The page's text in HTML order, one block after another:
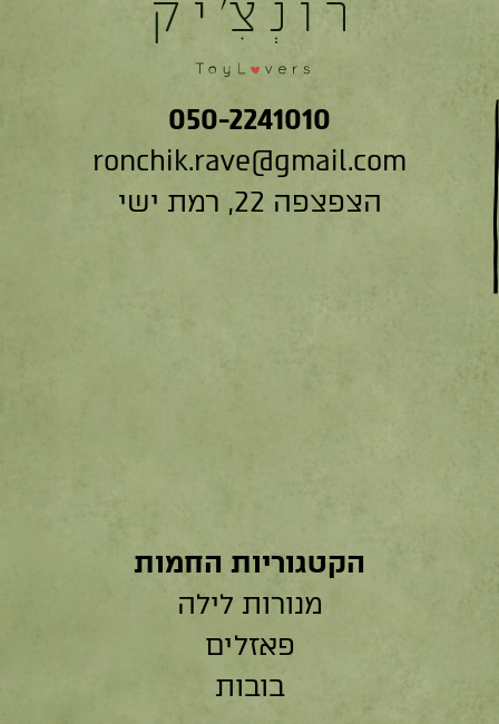
050-2241010
ronchik.rave@gmail.com
הצפצפה 22, רמת ישי
הקטגוריות החמות
מנורות לילה
פאזלים
בובות